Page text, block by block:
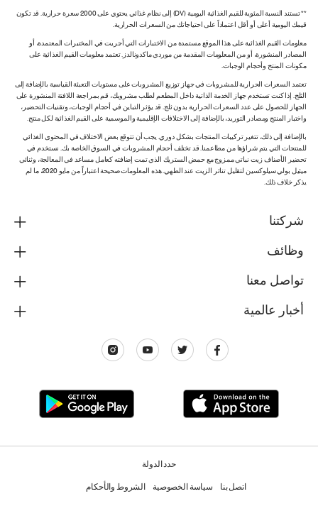
** تستند النسبة المئوية للقيم الغذائية اليومية (DV) إلى نظام غذائي يحتوي على 2000 سعرة حرارية. قد تكون
قيمك اليومية أعلى أو أقل اعتماداً على احتياجاتك من السعرات الحرارية.
معلومات القيم الغذائية على هذا الموقع مستمدة من الاختبارات التي أجريت في المختبرات المعتمدة، أو
المصادر المنشورة، أو من المعلومات المقدمة من موردي ماكدونالدز. تعتمد معلومات القيم الغذائية على
مكونات المنتج وأحجام الوجبات.
تعتمد السعرات الحرارية للمشروبات في جهاز توزيع المشروبات على مستويات التعبئة القياسية بالإضافة إلى
الثلج. إذا كنت تستخدم جهاز الخدمة الذاتية داخل المطعم لطلب مشروبك، قم بمراجعة اللافتة المنشورة على
الجهاز للحصول على عدد السعرات الحرارية بدون ثلج. قد يؤثر التباين في أحجام الوجبات، وتقنيات التحضير،
واختبار المنتج ومصادر التوريد، بالإضافة إلى الاختلافات الإقليمية والموسمية على القيم الغذائية لكل منتج.
بالإضافة إلى ذلك، تتغير تركيبات المنتجات بشكل دوري. يجب أن تتوقع بعض الاختلاف في المحتوى الغذائي
للمنتجات التي يتم شراؤها من مطاعمنا. قد تختلف أحجام المشروبات في السوق الخاصة بك. نستخدم في
تحضير الأصناف زيت نباتي ممزوج مع حمض الستريك الذي تمت إضافته كعامل مساعد في المعالجة، وثنائي
ميثيل بولي سيلوكسين لتقليل تناثر الزيت عند الطهي. هذه المعلومات صحيحة اعتباراً من مايو 2020، ما لم
يذكر خلاف ذلك.
شركتنا
وظائف
تواصل معنا
أخبار عالمية
حدد الدولة
اتصل بنا سياسة الخصوصية الشروط والأحكام